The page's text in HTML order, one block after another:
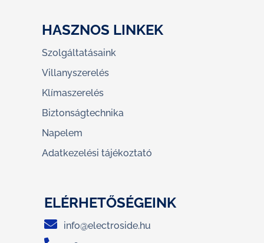
HASZNOS LINKEK
Szolgáltatásaink
Villanyszerelés
Klímaszerelés
Biztonságtechnika
Napelem
Adatkezelési tájékoztató
ELÉRHETŐSÉGEINK
info@electroside.hu